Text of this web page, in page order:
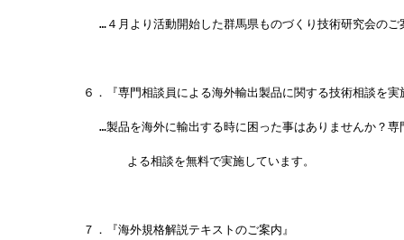
…４月より活動開始した群馬県ものづくり技術研究会のご
６．『専門相談員による海外輸出製品に関する技術相談を実
…製品を海外に輸出する時に困った事はありませんか？専
            よる相談を無料で実施しています。
７．『海外規格解説テキストのご案内』